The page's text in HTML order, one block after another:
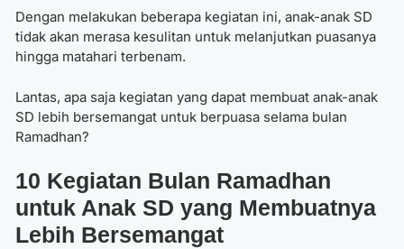
Dengan melakukan beberapa kegiatan ini, anak-anak SD
tidak akan merasa kesulitan untuk melanjutkan puasanya
hingga matahari terbenam.
Lantas, apa saja kegiatan yang dapat membuat anak-anak
SD lebih bersemangat untuk berpuasa selama bulan
Ramadhan?
10 Kegiatan Bulan Ramadhan
untuk Anak SD yang Membuatnya
Lebih Bersemangat